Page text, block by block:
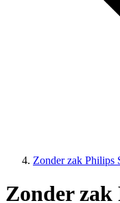
Zonder zak Philips
Zonder zak